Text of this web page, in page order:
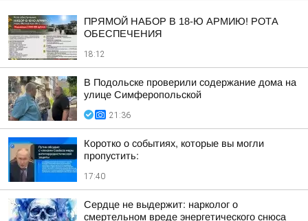
ПРЯМОЙ НАБОР В 18-Ю АРМИЮ! РОТА
ОБЕСПЕЧЕНИЯ
18:12
В Подольске проверили содержание дома на
улице Симферопольской
21:36
Коротко о событиях, которые вы могли
пропустить:
17:40
Сердце не выдержит: нарколог о
смертельном вреде энергетического снюса